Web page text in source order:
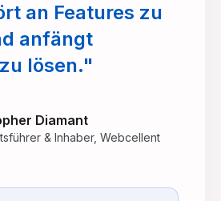
an Features zu
anfängt
lösen."
Diamant
& Inhaber, Webcellent